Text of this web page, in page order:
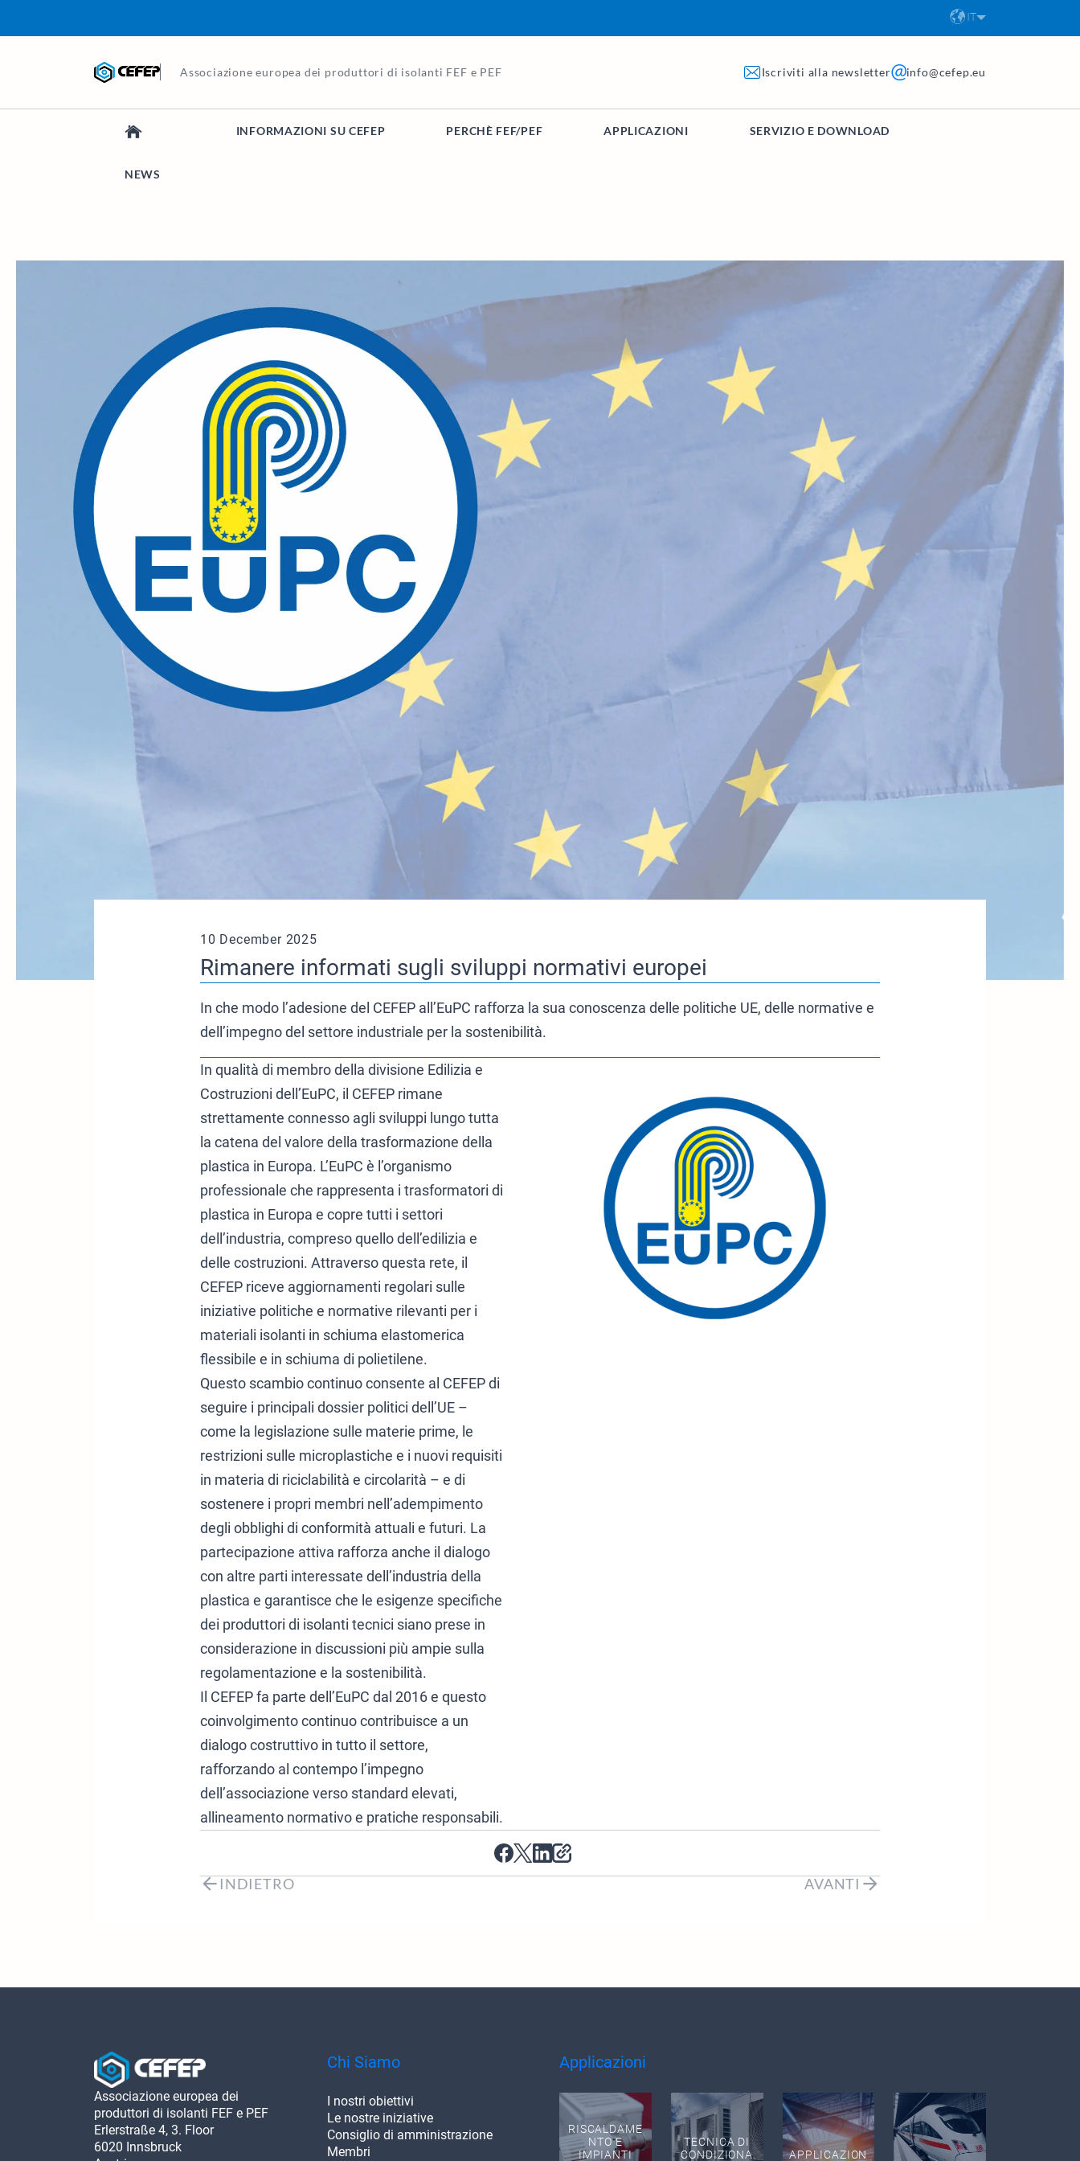
IT
Associazione europea dei produttori di isolanti FEF e PEF Iscriviti alla newsletter info@cefep.eu
INFORMAZIONI SU CEFEP PERCHÈ FEF/PEF APPLICAZIONI SERVIZIO E DOWNLOAD
NEWS
10 December 2025
Rimanere informati sugli sviluppi normativi europei
In che modo l’adesione del CEFEP all’EuPC rafforza la sua conoscenza delle politiche UE, delle normative e
dell’impegno del settore industriale per la sostenibilità.
In qualità di membro della divisione Edilizia e
Costruzioni dell’EuPC, il CEFEP rimane
strettamente connesso agli sviluppi lungo tutta
la catena del valore della trasformazione della
plastica in Europa. L’EuPC è l’organismo
professionale che rappresenta i trasformatori di
plastica in Europa e copre tutti i settori
dell’industria, compreso quello dell’edilizia e
delle costruzioni. Attraverso questa rete, il
CEFEP riceve aggiornamenti regolari sulle
iniziative politiche e normative rilevanti per i
materiali isolanti in schiuma elastomerica
flessibile e in schiuma di polietilene.
Questo scambio continuo consente al CEFEP di
seguire i principali dossier politici dell’UE –
come la legislazione sulle materie prime, le
restrizioni sulle microplastiche e i nuovi requisiti
in materia di riciclabilità e circolarità – e di
sostenere i propri membri nell’adempimento
degli obblighi di conformità attuali e futuri. La
partecipazione attiva rafforza anche il dialogo
con altre parti interessate dell’industria della
plastica e garantisce che le esigenze specifiche
dei produttori di isolanti tecnici siano prese in
considerazione in discussioni più ampie sulla
regolamentazione e la sostenibilità.
Il CEFEP fa parte dell’EuPC dal 2016 e questo
coinvolgimento continuo contribuisce a un
dialogo costruttivo in tutto il settore,
rafforzando al contempo l’impegno
dell’associazione verso standard elevati,
allineamento normativo e pratiche responsabili.
INDIETRO AVANTI
Associazione europea dei
produttori di isolanti FEF e PEF
Erlerstraße 4, 3. Floor
6020 Innsbruck
Chi Siamo
I nostri obiettivi
Le nostre iniziative
Consiglio di amministrazione
Membri
Applicazioni
RISCALDAME
NTO E
IMPIANTI
TECNICA DI
CONDIZIONA
APPLICAZION